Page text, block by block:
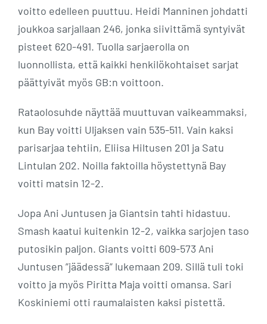
voitto edelleen puuttuu. Heidi Manninen johdatti
joukkoa sarjallaan 246, jonka siivittämä syntyivät
pisteet 620-491. Tuolla sarjaerolla on
luonnollista, että kaikki henkilökohtaiset sarjat
päättyivät myös GB:n voittoon.
Rataolosuhde näyttää muuttuvan vaikeammaksi,
kun Bay voitti Uljaksen vain 535-511. Vain kaksi
parisarjaa tehtiin, Eliisa Hiltusen 201 ja Satu
Lintulan 202. Noilla faktoilla höystettynä Bay
voitti matsin 12-2.
Jopa Ani Juntusen ja Giantsin tahti hidastuu.
Smash kaatui kuitenkin 12-2, vaikka sarjojen taso
putosikin paljon. Giants voitti 609-573 Ani
Juntusen ”jäädessä” lukemaan 209. Sillä tuli toki
voitto ja myös Piritta Maja voitti omansa. Sari
Koskiniemi otti raumalaisten kaksi pistettä.